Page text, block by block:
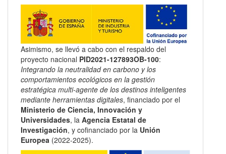
Asimismo, se llevó a cabo con el respaldo del
proyecto nacional PID2021-127893OB-100:
Integrando la neutralidad en carbono y los
comportamientos ecológicos en la gestión
estratégica multi-agente de los destinos inteligentes
mediante herramientas digitales, financiado por el
Ministerio de Ciencia, Innovación y
Universidades, la Agencia Estatal de
Investigación, y cofinanciado por la Unión
Europea (2022-2025).